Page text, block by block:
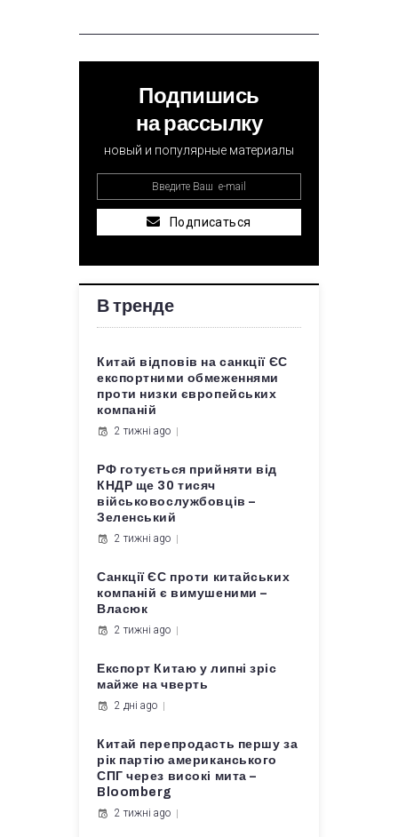
Подпишись
на рассылку
новый и популярные материалы
Подписаться
В тренде
Китай відповів на санкції ЄС
експортними обмеженнями
проти низки європейських
компаній
2 тижні ago
РФ готується прийняти від
КНДР ще 30 тисяч
військовослужбовців –
Зеленський
2 тижні ago
Санкції ЄС проти китайських
компаній є вимушеними –
Власюк
2 тижні ago
Експорт Китаю у липні зріс
майже на чверть
2 дні ago
Китай перепродасть першу за
рік партію американського
СПГ через високі мита –
Bloomberg
2 тижні ago